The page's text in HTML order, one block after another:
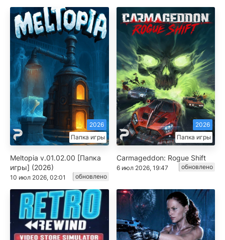
Папка игры
2026
Meltopia v.01.02.00 [Папка
игры] (2026)
10 июл 2026, 02:01 обновлено
Папка игры
2026
Carmageddon: Rogue Shift
6 июл 2026, 19:47 обновлено